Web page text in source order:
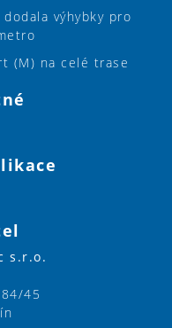
výhybky pro
(M) na celé trase
s.r.o.
45